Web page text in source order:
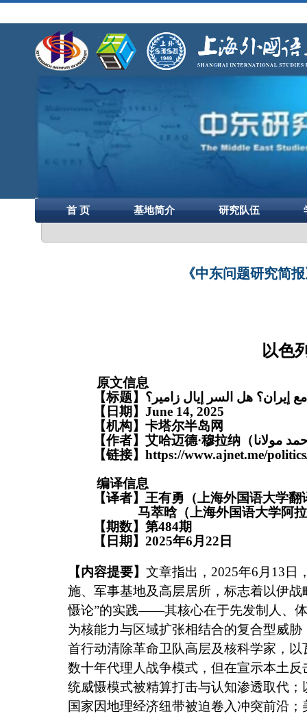
首 页 基地简介 研究队伍
《中东问题研究简
以色
原文信息
【标题】 إيران؟ هل السر إيال زامير؟
【日期】 June 14, 2025
【机构】 卡塔尔半岛网
【作者】 艾哈迈德·穆拉纳（مولانا
【链接】
编译信息
【译者】王有勇（上海外国语大学
马萃晗（上海外国语大学阿
【期数】第484期
【日期】 2025年6月 22 日
【内容提要】 文章指出， 2025年6 月 13 日
施、军事基地及高层居所，标志着以伊
慑论”的实践——其核心在于先发制人、
为核能力与区域扩张相结合的复合型威
首行动清除革命卫队高层及核科学家，
数十年代理人战争模式，但在宣示本土
统威慑模式被精算打击与认知渗透取代；
国家因地理经济纽带被迫卷入冲突前沿